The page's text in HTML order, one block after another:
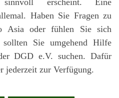
Haben Sie Fragen zu
Asia oder fühlen Sie sich
sollten Sie umgehend Hilfe
DGD e.V. suchen. Dafür
jederzeit zur Verfügung.